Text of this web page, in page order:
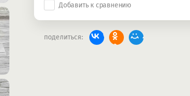
Добавить к сравнению
поделиться: